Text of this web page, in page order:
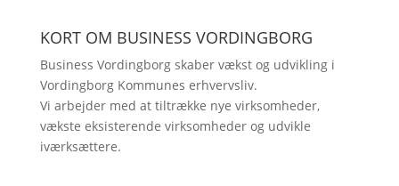
KORT OM BUSINESS VORDINGBORG
Business Vordingborg skaber vækst og udvikling i
Vordingborg Kommunes erhvervsliv.
Vi arbejder med at tiltrække nye virksomheder,
vækste eksisterende virksomheder og udvikle
iværksættere.